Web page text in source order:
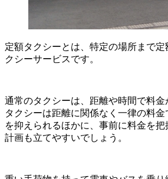
定額タクシーとは、特定の場所まで
クシーサービスです。
通常のタクシーは、距離や時間で料
タクシーは距離に関係なく一律の料
を抑えられるほかに、事前に料金を
計画も立てやすいでしょう。